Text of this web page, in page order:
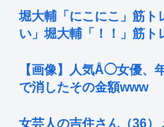
堀大輔「にこにこ」筋
い」堀大輔「！！」筋ト
【画像】人気Å◯女優、
で消したその金額www
女芸人の吉住さん（36